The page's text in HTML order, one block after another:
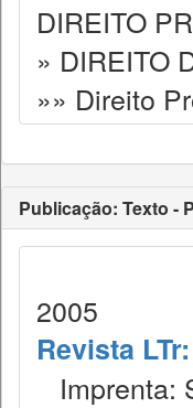
DIREITO
» DIREITO
»» Direito
Publicação: Texto -
2005
Revista
Imprenta: